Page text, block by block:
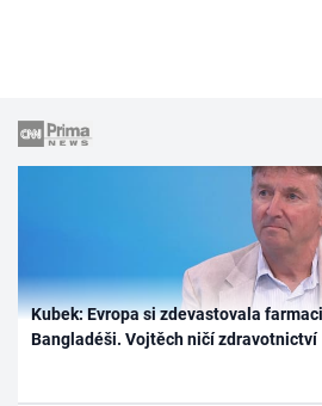
Kubek: Evropa si zdevastovala
Bangladéši. Vojtěch ničí zdravotnictví